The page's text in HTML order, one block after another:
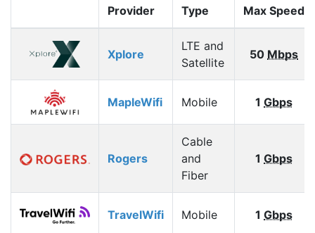
Provider Type Max Speed
Xplore
LTE and
Satellite
50 Mbps
MapleWifi Mobile 1 Gbps
Rogers
Cable
and
Fiber
1 Gbps
TravelWifi Mobile 1 Gbps